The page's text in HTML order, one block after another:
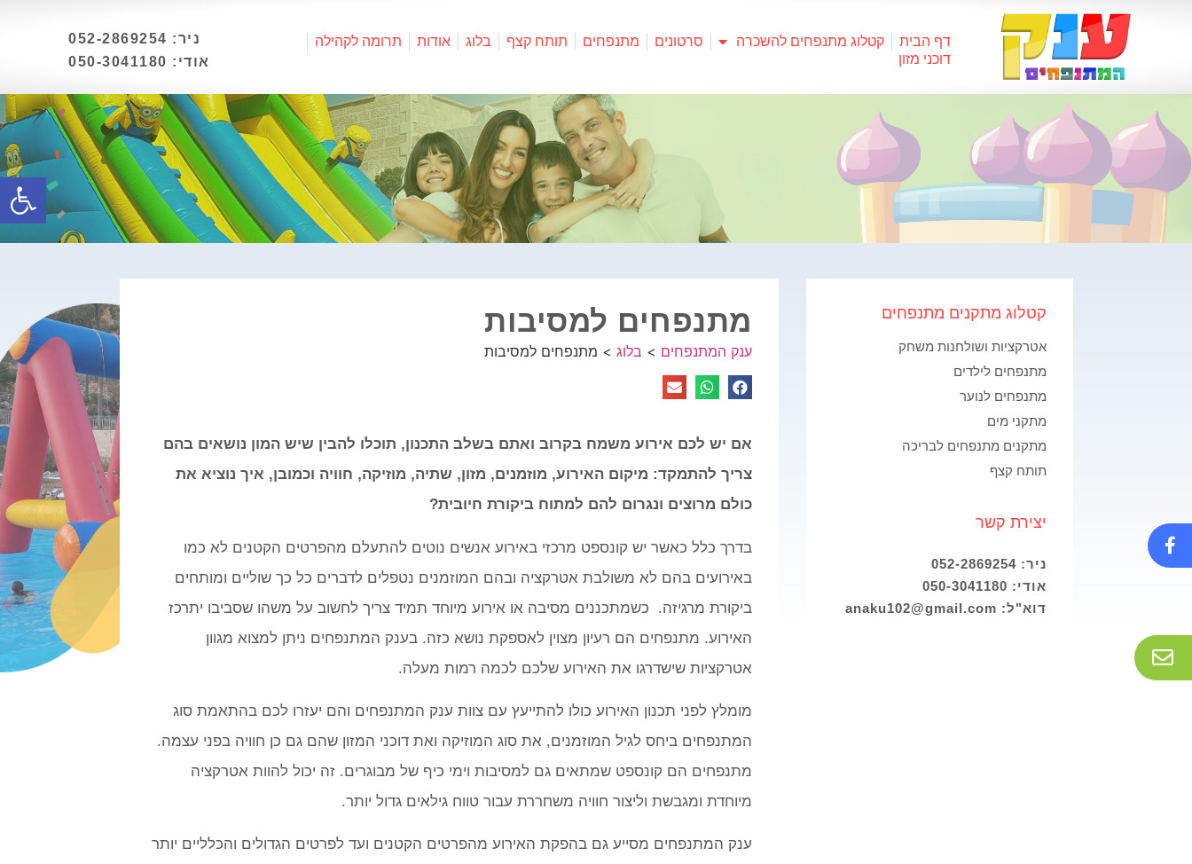
דף הבית קטלוג מתנפחים להשכרה סרטונים מתנפחים תותח קצף בלוג אודות
תרומה לקהילה
דוכני מזון
ניר: 052-2869254
אודי: 050-3041180
קטלוג מתקנים מתנפחים
אטרקציות ושולחנות משחק
מתנפחים לילדים
מתנפחים לנוער
מתקני מים
מתקנים מתנפחים לבריכה
תותח קצף
יצירת קשר
ניר: 052-2869254
אודי: 050-3041180
דוא"ל: anaku102@gmail.com
מתנפחים למסיבות
ענק המתנפחים > בלוג > מתנפחים למסיבות
אם יש לכם אירוע משמח בקרוב ואתם בשלב התכנון, תוכלו להבין שיש המון נושאים בהם
צריך להתמקד: מיקום האירוע, מוזמנים, מזון, שתיה, מוזיקה, חוויה וכמובן, איך נוציא את
כולם מרוצים ונגרום להם למתוח ביקורת חיובית?
בדרך כלל כאשר יש קונספט מרכזי באירוע אנשים נוטים להתעלם מהפרטים הקטנים לא כמו
באירועים בהם לא משולבת אטרקציה ובהם המוזמנים נטפלים לדברים כל כך שוליים ומותחים
ביקורת מרגיזה. כשמתכננים מסיבה או אירוע מיוחד תמיד צריך לחשוב על משהו שסביבו יתרכז
האירוע. מתנפחים הם רעיון מצוין לאספקת נושא כזה. בענק המתנפחים ניתן למצוא מגוון
אטרקציות שישדרגו את האירוע שלכם לכמה רמות מעלה.
מומלץ לפני תכנון האירוע כולו להתייעץ עם צוות ענק המתנפחים והם יעזרו לכם בהתאמת סוג
המתנפחים ביחס לגיל המוזמנים, את סוג המוזיקה ואת דוכני המזון שהם גם כן חוויה בפני עצמה.
מתנפחים הם קונספט שמתאים גם למסיבות וימי כיף של מבוגרים. זה יכול להוות אטרקציה
מיוחדת ומגבשת וליצור חוויה משחררת עבור טווח גילאים גדול יותר.
ענק המתנפחים מסייע גם בהפקת האירוע מהפרטים הקטנים ועד לפרטים הגדולים והכלליים יותר